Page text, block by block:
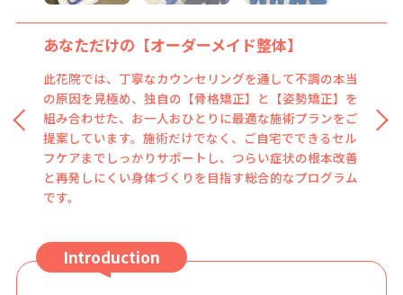
あなただけの【オーダーメイド整体】
此花院では、丁寧なカウンセリングを通して不調の本当
の原因を見極め、独自の【骨格矯正】と【姿勢矯正】を
組み合わせた、お一人おひとりに最適な施術プランをご
提案しています。施術だけでなく、ご自宅でできるセル
フケアまでしっかりサポートし、つらい症状の根本改善
と再発しにくい身体づくりを目指す総合的なプログラム
です。
『小林式矯正法』
「小林式矯正法」とは、背骨や骨盤の歪みを正しく整
え、体が本来持つ自然治癒力を最大限に引き出す当院独
自の施術です。つらい腰痛や肩こりはもちろん、スポー
ツによるケガの予防・早期回復まで、幅広い症状に対応
します。施術後すぐに効果を実感できるだけでなく、不
調を繰り返さない体づくりを目指せることが、多くの方
に選ばれている理由です。
Introduction